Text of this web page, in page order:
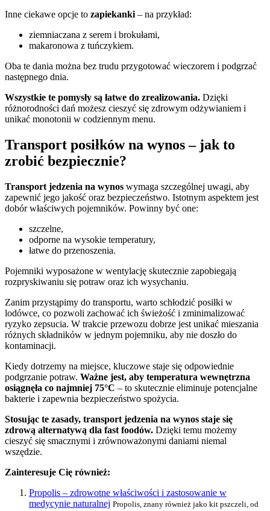
Inne ciekawe opcje to zapiekanki – na przykład:
ziemniaczana z serem i brokułami,
makaronowa z tuńczykiem.
Oba te dania można bez trudu przygotować wieczorem i podgrzać
następnego dnia.
Wszystkie te pomysły są łatwe do zrealizowania. Dzięki
różnorodności dań możesz cieszyć się zdrowym odżywianiem i
unikać monotonii w codziennym menu.
Transport posiłków na wynos – jak to
zrobić bezpiecznie?
Transport jedzenia na wynos wymaga szczególnej uwagi, aby
zapewnić jego jakość oraz bezpieczeństwo. Istotnym aspektem jest
dobór właściwych pojemników. Powinny być one:
szczelne,
odporne na wysokie temperatury,
łatwe do przenoszenia.
Pojemniki wyposażone w wentylację skutecznie zapobiegają
rozpryskiwaniu się potraw oraz ich wysychaniu.
Zanim przystąpimy do transportu, warto schłodzić posiłki w
lodówce, co pozwoli zachować ich świeżość i zminimalizować
ryzyko zepsucia. W trakcie przewozu dobrze jest unikać mieszania
różnych składników w jednym pojemniku, aby nie doszło do
kontaminacji.
Kiedy dotrzemy na miejsce, kluczowe staje się odpowiednie
podgrzanie potraw. Ważne jest, aby temperatura wewnętrzna
osiągnęła co najmniej 75°C – to skutecznie eliminuje potencjalne
bakterie i zapewnia bezpieczeństwo spożycia.
Stosując te zasady, transport jedzenia na wynos staje się
zdrową alternatywą dla fast foodów. Dzięki temu możemy
cieszyć się smacznymi i zrównoważonymi daniami niemal
wszędzie.
Zainteresuje Cię również:
Propolis – zdrowotne właściwości i zastosowanie w
medycynie naturalnej Propolis, znany również jako kit pszczeli, od